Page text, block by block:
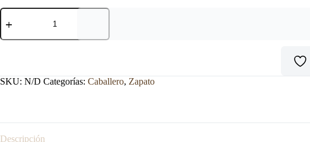
ZAPATO
FRANCO
DE
SKU: N/D Categorías: Caballero, Zapato
Descripción